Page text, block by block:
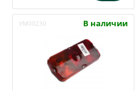
УМ00230 В наличии